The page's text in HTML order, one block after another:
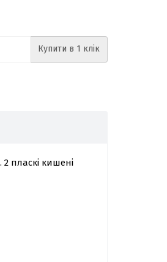
Купити в 1 клік
пласкі кишені